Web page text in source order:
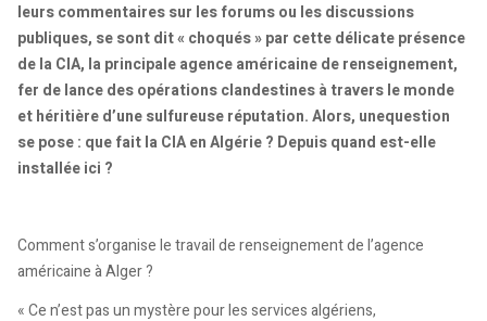
leurs commentaires sur les forums ou les discussions
publiques, se sont dit « choqués » par cette délicate présence
de la CIA, la principale agence américaine de renseignement,
fer de lance des opérations clandestines à travers le monde
et héritière d’une sulfureuse réputation. Alors, unequestion
se pose : que fait la CIA en Algérie ? Depuis quand est-elle
installée ici ?
Comment s’organise le travail de renseignement de l’agence
américaine à Alger ?
« Ce n’est pas un mystère pour les services algériens,